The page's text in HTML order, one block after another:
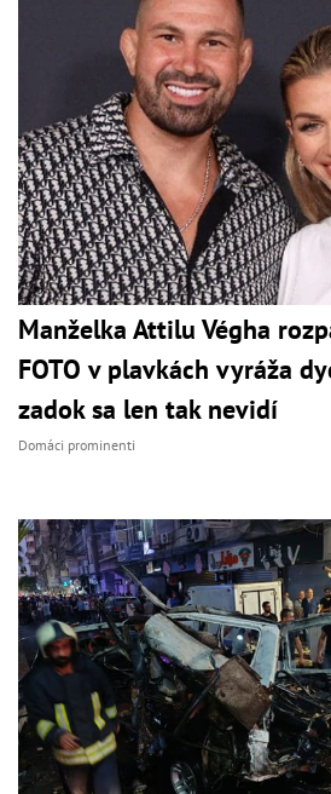
Manželka Attilu Végha
FOTO v plavkách vyráža
zadok sa len tak nevidí
Domáci prominenti